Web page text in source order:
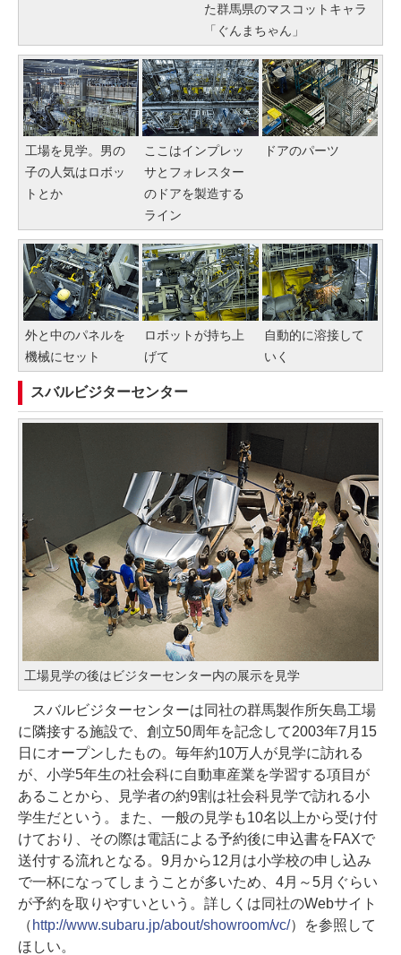
た群馬県のマスコットキャラ
「ぐんまちゃん」
工場を見学。男の
子の人気はロボッ
トとか
ここはインプレッ
サとフォレスター
のドアを製造する
ライン
ドアのパーツ
外と中のパネルを
機械にセット
ロボットが持ち上
げて
自動的に溶接して
いく
スバルビジターセンター
工場見学の後はビジターセンター内の展示を見学
スバルビジターセンターは同社の群馬製作所矢島工場
に隣接する施設で、創立50周年を記念して2003年7月15
日にオープンしたもの。毎年約10万人が見学に訪れる
が、小学5年生の社会科に自動車産業を学習する項目が
あることから、見学者の約9割は社会科見学で訪れる小
学生だという。また、一般の見学も10名以上から受け付
けており、その際は電話による予約後に申込書をFAXで
送付する流れとなる。9月から12月は小学校の申し込み
で一杯になってしまうことが多いため、4月～5月ぐらい
が予約を取りやすいという。詳しくは同社のWebサイト
（ http://www.subaru.jp/about/showroom/vc/）を参照して
ほしい。